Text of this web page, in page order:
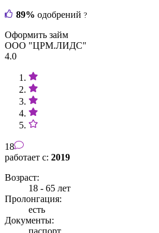
89% одобрений ?
Оформить займ
ООО "ЦРМ.ЛИДС"
4.0
18
работает с: 2019
Возраст:
18 - 65 лет
Пролонгация:
есть
Документы:
паспорт